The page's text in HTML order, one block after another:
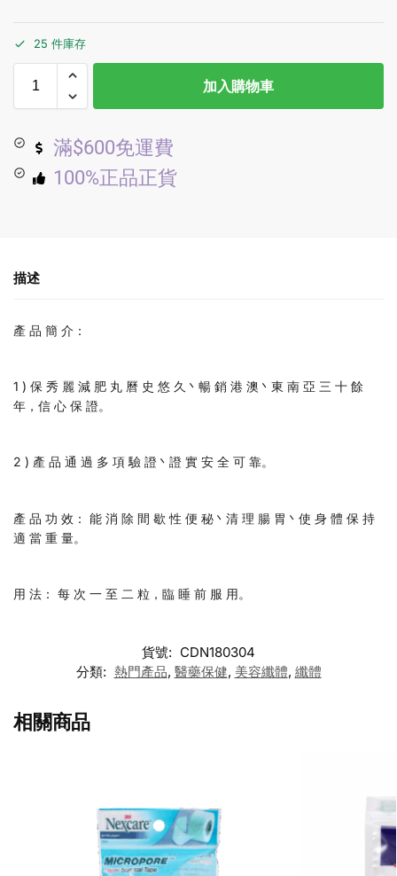
25 件庫存
加入購物車
滿$600免運費
100%正品正貨
描述
產 品 簡 介：
1 ) 保 秀 麗 減 肥 丸 曆 史 悠 久丶暢 銷 港 澳丶東 南 亞 三 十 餘
年，信 心 保 證。
2 ) 產 品 通 過 多 項 驗 證丶證 實 安 全 可 靠。
產 品 功 效： 能 消 除 間 歇 性 便 秘丶清 理 腸 胃丶使 身 體 保 持
適 當 重 量。
用 法： 每 次 一 至 二 粒，臨 睡 前 服 用。
貨號: CDN180304
分類: 熱門產品, 醫藥保健, 美容纖體, 纖體
相關商品